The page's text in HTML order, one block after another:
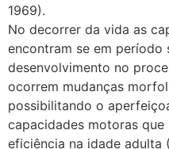
1969).
No decorrer da vida as
encontram se em período
desenvolvimento no
ocorrem mudanças
possibilitando o
capacidades motoras
eficiência na idade adulta